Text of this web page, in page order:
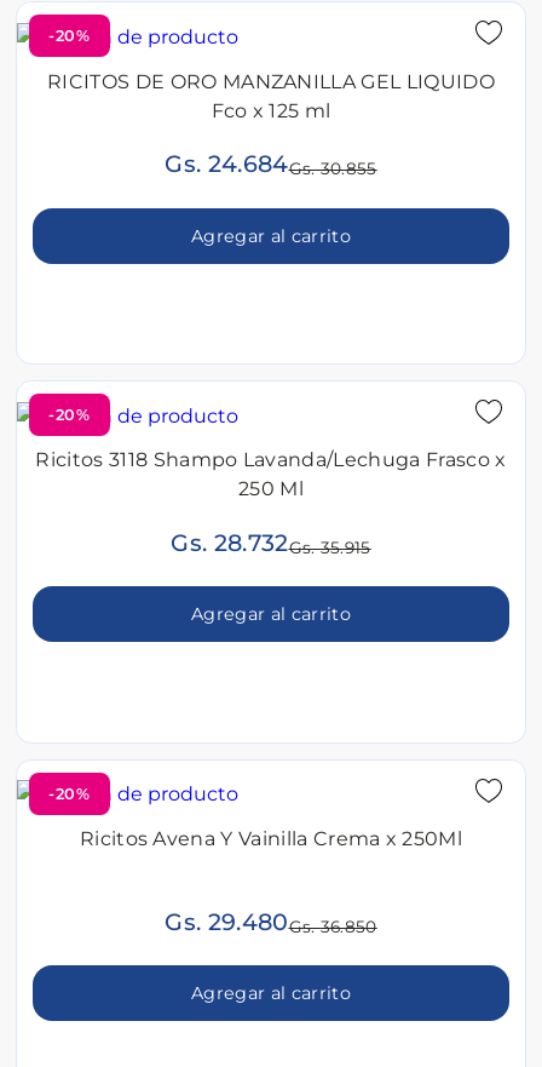
-20%
RICITOS DE ORO MANZANILLA GEL LIQUIDO
Fco x 125 ml
Gs. 24.684Gs. 30.855
Agregar al carrito
-20%
Ricitos 3118 Shampo Lavanda/Lechuga Frasco x
250 Ml
Gs. 28.732Gs. 35.915
Agregar al carrito
-20%
Ricitos Avena Y Vainilla Crema x 250Ml
Gs. 29.480Gs. 36.850
Agregar al carrito